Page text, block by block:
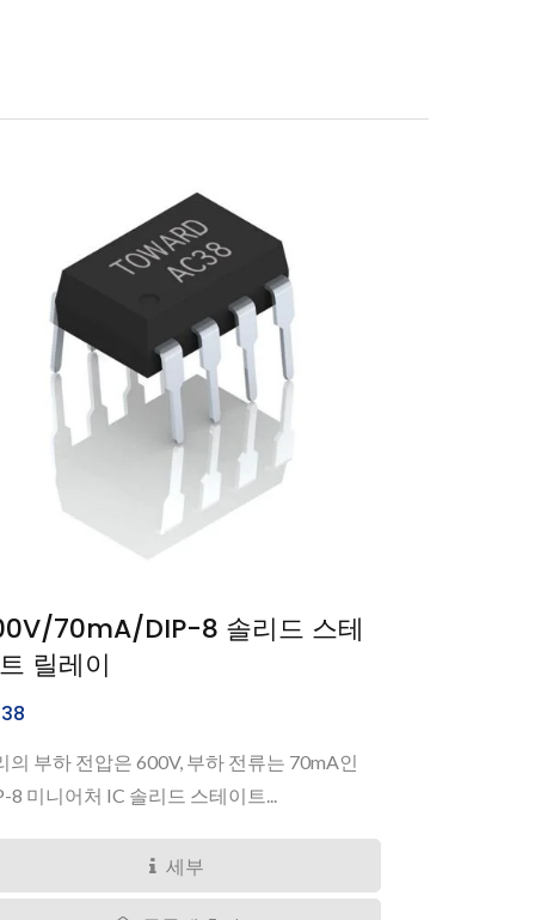
70mA/DIP-8 솔리드 스테
릴레이
의 부하 전압은 600V, 부하 전류는 70mA인
8 미니어처 IC 솔리드 스테이트...
세부